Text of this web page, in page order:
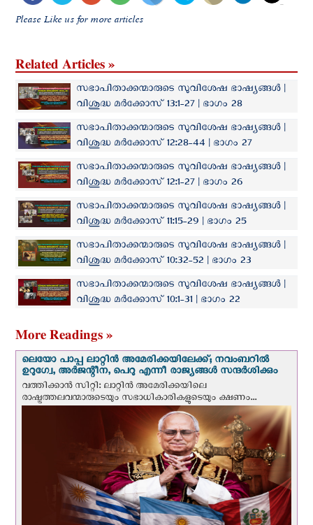
Please Like us for more articles
Related Articles »
സഭാപിതാക്കന്മാരുടെ സുവിശേഷ ഭാഷ്യങ്ങള്‍ |
വിശുദ്ധ മര്‍ക്കോസ് 13:1-27 | ഭാഗം 28
സഭാപിതാക്കന്മാരുടെ സുവിശേഷ ഭാഷ്യങ്ങള്‍ |
വിശുദ്ധ മര്‍ക്കോസ് 12:28-44 | ഭാഗം 27
സഭാപിതാക്കന്മാരുടെ സുവിശേഷ ഭാഷ്യങ്ങള്‍ |
വിശുദ്ധ മര്‍ക്കോസ് 12:1-27 | ഭാഗം 26
സഭാപിതാക്കന്മാരുടെ സുവിശേഷ ഭാഷ്യങ്ങള്‍ |
വിശുദ്ധ മര്‍ക്കോസ് 11:15-29 | ഭാഗം 25
സഭാപിതാക്കന്മാരുടെ സുവിശേഷ ഭാഷ്യങ്ങള്‍ |
വിശുദ്ധ മര്‍ക്കോസ് 10:32-52 | ഭാഗം 23
സഭാപിതാക്കന്മാരുടെ സുവിശേഷ ഭാഷ്യങ്ങള്‍ |
വിശുദ്ധ മര്‍ക്കോസ് 10:1-31 | ഭാഗം 22
More Readings »
ലെയോ പാപ്പ ലാറ്റിൻ അമേരിക്കയിലേക്ക്; നവംബറില്‍
ഉറുഗ്വേ, അർജന്റീന, പെറു എന്നീ രാജ്യങ്ങള്‍ സന്ദര്‍ശിക്കും
വത്തിക്കാന്‍ സിറ്റി: ലാറ്റിന്‍ അമേരിക്കയിലെ
രാഷ്ട്രത്തലവന്മാരുടെയും സഭാധികാരികളുടെയും ക്ഷണം...